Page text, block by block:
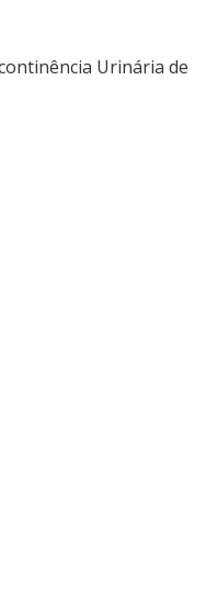
Urinária de